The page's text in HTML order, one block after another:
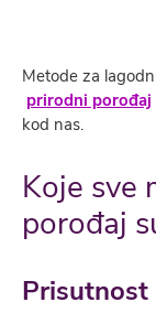
Metode za
prirodni porođaj
kod nas.
Koje sve
porođaj
Prisutnost